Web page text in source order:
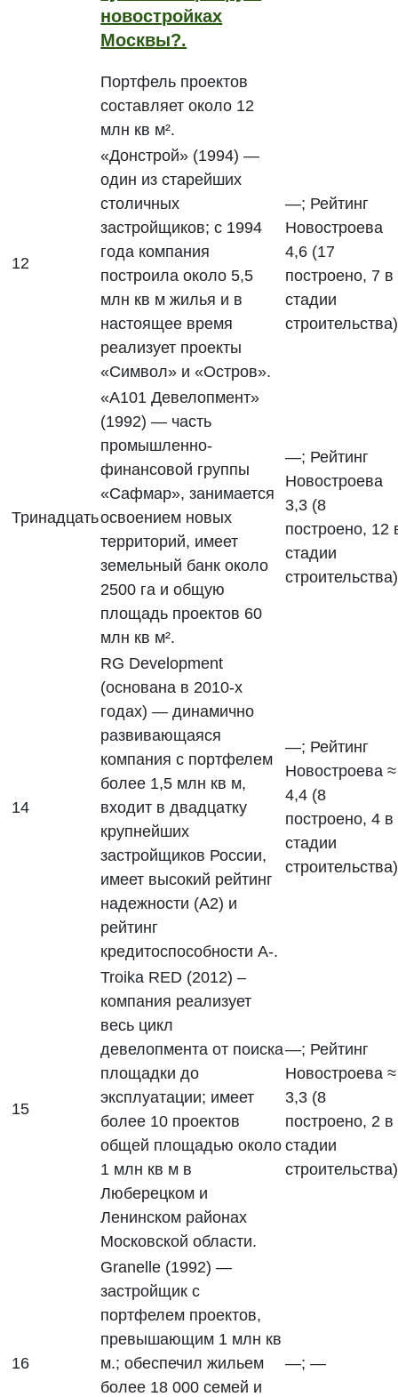
новостройках
Москвы?.
Портфель проектов
составляет около 12
млн кв м².
12
«Донстрой» (1994) —
один из старейших
столичных
застройщиков; с 1994
года компания
построила около 5,5
млн кв м жилья и в
настоящее время
реализует проекты
«Символ» и «Остров».
—; Рейтинг
Новостроева
4,6 (17
построено, 7 в
стадии
Тринадцать
«А101 Девелопмент»
(1992) — часть
промышленно-
финансовой группы
«Сафмар», занимается
освоением новых
территорий, имеет
земельный банк около
2500 га и общую
площадь проектов 60
млн кв м².
—; Рейтинг
Новостроева
3,3 (8
построено, 12
стадии
14
RG Development
(основана в 2010-х
годах) — динамично
развивающаяся
компания с портфелем
более 1,5 млн кв м,
входит в двадцатку
крупнейших
застройщиков России,
имеет высокий рейтинг
надежности (А2) и
рейтинг
кредитоспособности А-.
—; Рейтинг
Новостроева ≈
4,4 (8
построено, 4 в
стадии
15
Troika RED (2012) –
компания реализует
весь цикл
девелопмента от поиска
площадки до
эксплуатации; имеет
более 10 проектов
общей площадью около
1 млн кв м в
Люберецком и
Ленинском районах
Московской области.
—; Рейтинг
Новостроева ≈
3,3 (8
построено, 2 в
стадии
16
Granelle (1992) —
застройщик с
портфелем проектов,
превышающим 1 млн кв
м.; обеспечил жильем
более 18 000 семей и
—; —